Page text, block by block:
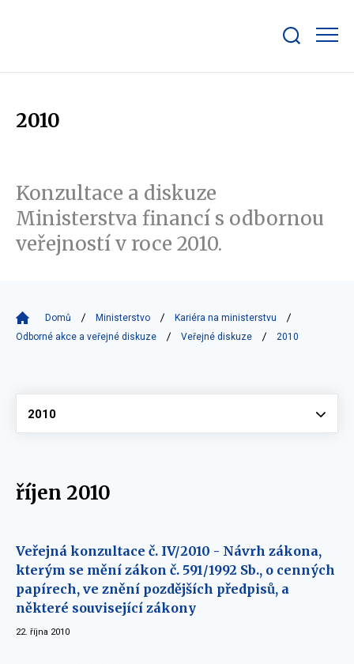
bar
2010
Konzultace a diskuze
Ministerstva financí s odbornou
veřejností v roce 2010.
Domů Ministerstvo
Kariéra na ministerstvu
Odborné akce a veřejné diskuze
Veřejné diskuze 2010
Vyberte
2010
říjen 2010
Veřejná konzultace č. IV/2010 - Návrh zákona,
kterým se mění zákon č. 591/1992 Sb., o cenných
papírech, ve znění pozdějších předpisů, a
některé související zákony
22. října 2010